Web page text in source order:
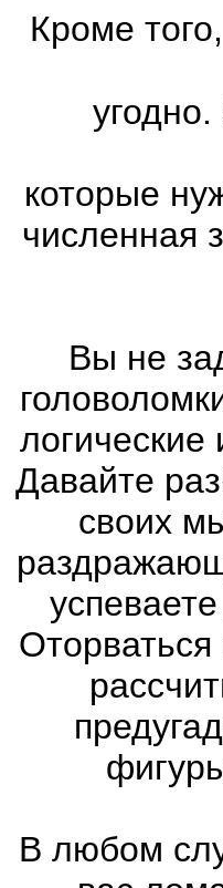
Кроме того,
которые
численная
Вы не
логические
Давайте
своих
Оторваться
В любом